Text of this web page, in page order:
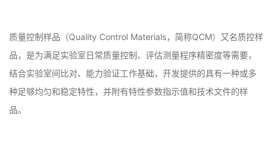
质量控制样品（Quality Control Materials，简称QCM）又名质控样
品，是为满足实验室日常质量控制、评估测量程序精密度等需要，
结合实验室间比对、能力验证工作基础，开发提供的具有一种或多
种足够均匀和稳定特性，并附有特性参数指示值和技术文件的样
品。